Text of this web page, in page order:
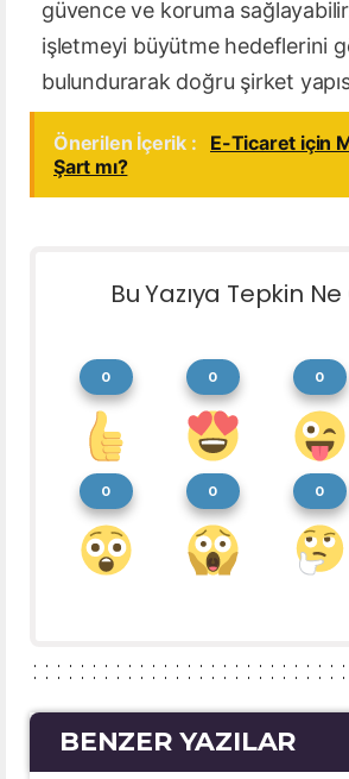
güvence ve koruma
işletmeyi büyütme hedeflerini
bulundurarak doğru şirket
Önerilen İçerik :
E-Ticaret için
Şart mı?
Bu Yazıya Tepkin
0 0 0
0 0 0
BENZER YAZILAR